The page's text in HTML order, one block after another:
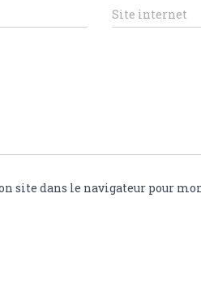
Site internet
site dans le navigateur pour